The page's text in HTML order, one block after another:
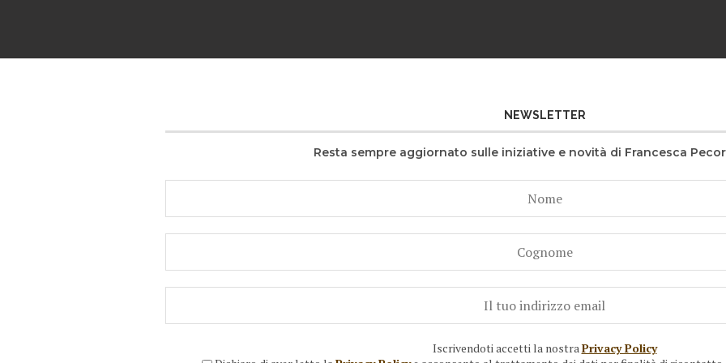
NEWSLETTER
Resta sempre aggiornato sulle iniziative e novità di Francesca
Iscrivendoti accetti la nostra Privacy Policy